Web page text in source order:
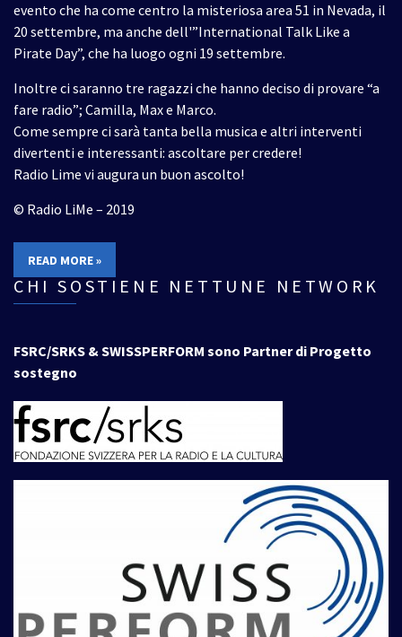
evento che ha come centro la misteriosa area 51 in Nevada, il
20 settembre, ma anche dell'”International Talk Like a
Pirate Day”, che ha luogo ogni 19 settembre.
Inoltre ci saranno tre ragazzi che hanno deciso di provare “a
fare radio”; Camilla, Max e Marco.
Come sempre ci sarà tanta bella musica e altri interventi
divertenti e interessanti: ascoltare per credere!
Radio Lime vi augura un buon ascolto!
© Radio LiMe – 2019
READ MORE »
CHI SOSTIENE NETTUNE NETWORK
FSRC/SRKS & SWISSPERFORM sono Partner di Progetto
sostegno